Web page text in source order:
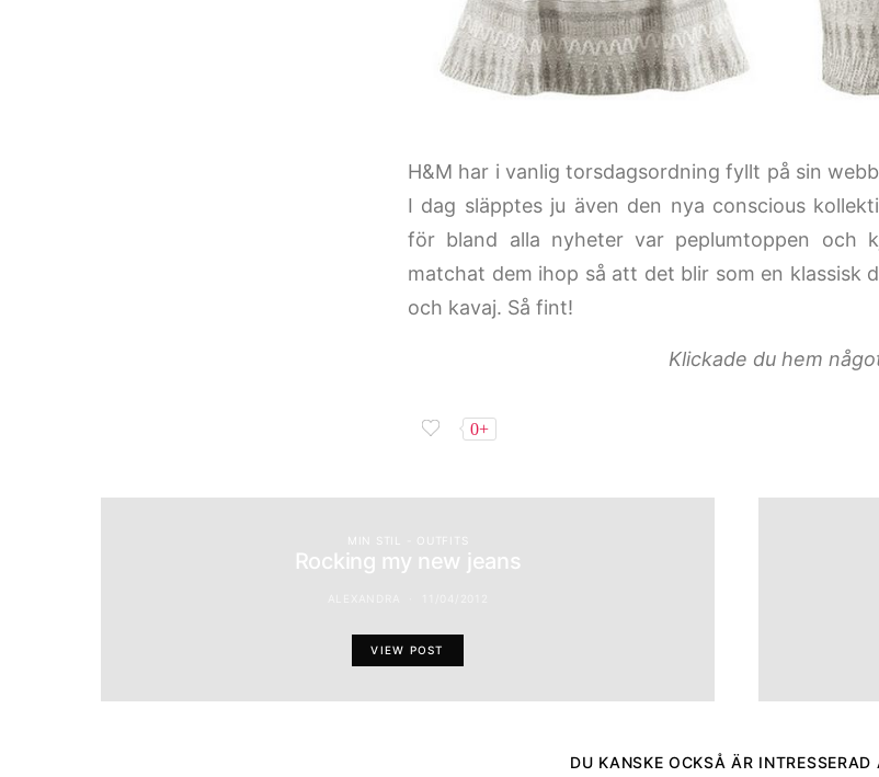
H&M har i vanlig torsdagsordning fyllt på sin
I dag släpptes ju även den nya conscious
för bland alla nyheter var peplumtoppen och
matchat dem ihop så att det blir som en klassisk
och kavaj. Så fint!
Klickade du hem
0+
Rocking my new jeans
VIEW POST
DU KANSKE OCKSÅ ÄR INTRESSERAD